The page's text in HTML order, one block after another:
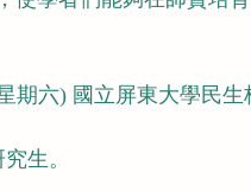
期六) 國立屏東大學民生
生。